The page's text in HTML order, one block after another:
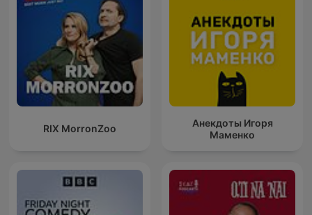
RIX MorronZoo
Анекдоты Игоря
Маменко